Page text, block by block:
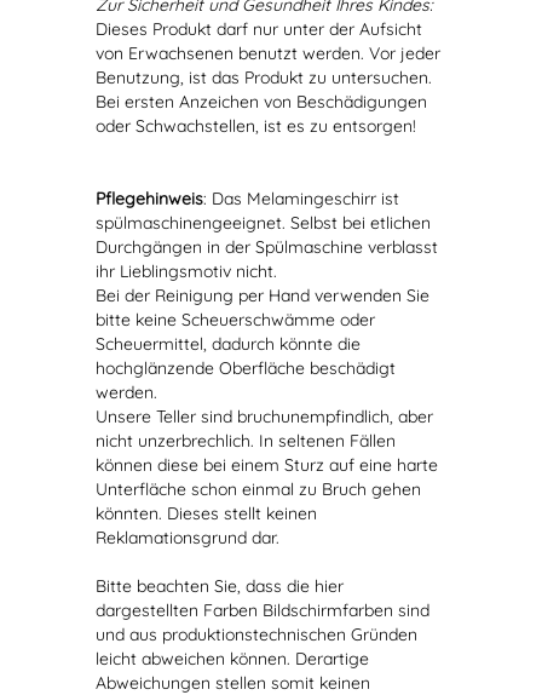
Zur Sicherheit und Gesundheit Ihres Kindes:
Dieses Produkt darf nur unter der Aufsicht
von Erwachsenen benutzt werden. Vor jeder
Benutzung, ist das Produkt zu untersuchen.
Bei ersten Anzeichen von Beschädigungen
oder Schwachstellen, ist es zu entsorgen!
Pflegehinweis: Das Melamingeschirr ist
spülmaschinengeeignet. Selbst bei etlichen
Durchgängen in der Spülmaschine verblasst
ihr Lieblingsmotiv nicht.
Bei der Reinigung per Hand verwenden Sie
bitte keine Scheuerschwämme oder
Scheuermittel, dadurch könnte die
hochglänzende Oberfläche beschädigt
werden.
Unsere Teller sind bruchunempfindlich, aber
nicht unzerbrechlich. In seltenen Fällen
können diese bei einem Sturz auf eine harte
Unterfläche schon einmal zu Bruch gehen
könnten. Dieses stellt keinen
Reklamationsgrund dar.
Bitte beachten Sie, dass die hier
dargestellten Farben Bildschirmfarben sind
und aus produktionstechnischen Gründen
leicht abweichen können. Derartige
Abweichungen stellen somit keinen